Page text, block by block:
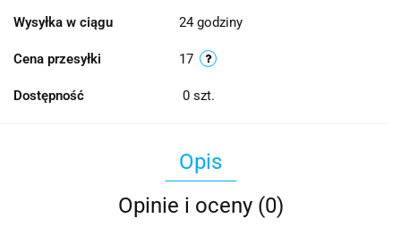
Wysyłka w ciągu 24 godziny
Cena przesyłki 17
Dostępność 0 szt.
Opis
Opinie i oceny (0)